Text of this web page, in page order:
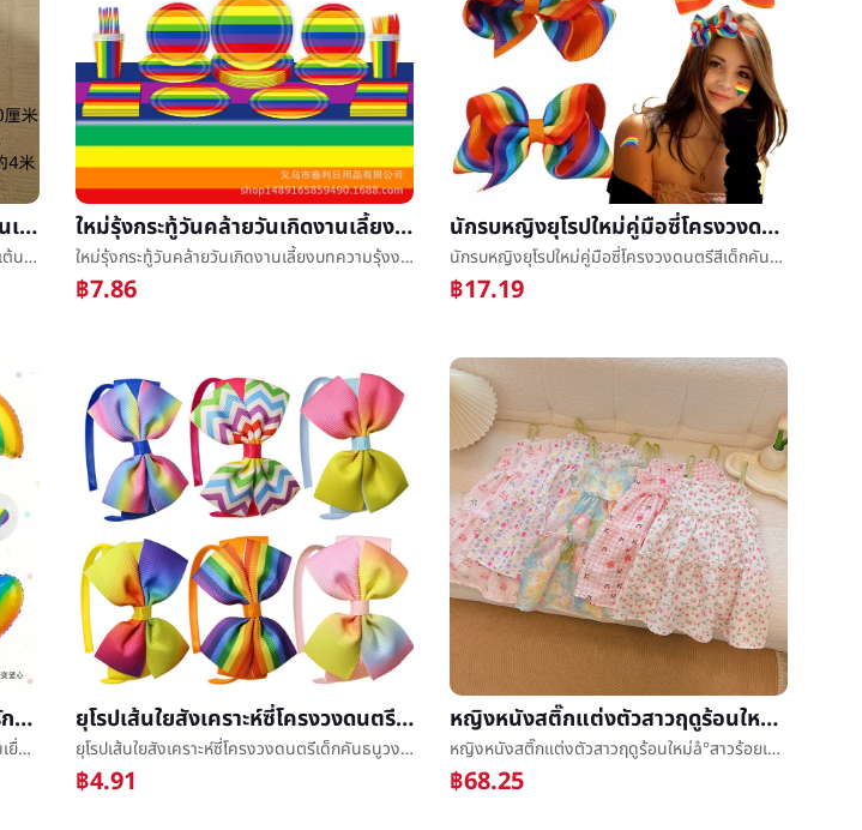
1/2/4เมตรริบบิ้นสีเต้นรำติดเด็กต้นเรียนรู้è·³เต้นรำริบบิ้นบทความมือพุ่งä¸ริบบิ้นสียาวไหมพลศึกษาเต้นรำè¹อุปกรณ์ประกอบฉาก
1/2/4เมตรริบบิ้นสีเต้นรำติดเด็กต้นเรียนรู้è·³เต้นรำริบบิ้นบทความมือพุ่งä¸ริบบิ้นสียาวไหมพลศึกษาเต้นรำè¹อุปกรณ์ประกอบฉาก
ใหม่รุ้งกระทู้วันคล้ายวันเกิดงานเลี้ยงบทความรุ้งงานเลี้ยงเครื่องประดับธงดึงธงงานเลี้ยงผ้าปูโต๊ะถาดกระดาษถ้วยกระดาษ
ใหม่รุ้งกระทู้วันคล้ายวันเกิดงานเลี้ยงบทความรุ้งงานเลี้ยงเครื่องประดับธงดึงธงงานเลี้ยงผ้าปูโต๊ะถาดกระดาษถ้วยกระดาษ
฿7.86
นักรบหญิงยุโรปใหม่คู่มือซี่โครงวงดนตรีสีเด็กคันธนูกิ๊บวงดนตรีที่ผมตั้งการรวมกันเครื่องประดับผม
นักรบหญิงยุโรปใหม่คู่มือซี่โครงวงดนตรีสีเด็กคันธนูกิ๊บวงดนตรีที่ผมตั้งการรวมกันเครื่องประดับผม
฿17.19
สินค้าใหม่18นิ้ว24นิ้วมีสีสันความรักอลูมิเนียมเยื่อหุ้มเซลล์ลูกโป่งวันวาเลนไทน์งานเลี้ยงเครื่องประดับรุ้งหัวใจลูกโป่งตกแต่ง
สินค้าใหม่18นิ้ว24นิ้วมีสีสันความรักอลูมิเนียมเยื่อหุ้มเซลล์ลูกโป่งวันวาเลนไทน์งานเลี้ยงเครื่องประดับรุ้งหัวใจลูกโป่งตกแต่ง
ยุโรปเส้นใยสังเคราะห์ซี่โครงวงดนตรีเด็กคันธนูวงดนตรีที่ผมแตกผมæ¹ผมสามชั้นการรวมคู่มือหัวดอกไม้เครื่องประดับหัวใส่หว่ง
ยุโรปเส้นใยสังเคราะห์ซี่โครงวงดนตรีเด็กคันธนูวงดนตรีที่ผมแตกผมæ¹ผมสามชั้นการรวมคู่มือหัวดอกไม้เครื่องประดับหัวใส่หว่ง
฿4.91
หญิงหนังสติ๊กแต่งตัวสาวฤดูร้อนใหม่å°สาวร้อยเอากระโปรงหญิงเกาหลีเสื้อกั๊กกระโปรงเค้กกระโปรง
หญิงหนังสติ๊กแต่งตัวสาวฤดูร้อนใหม่å°สาวร้อยเอากระโปรงหญิงเกาหลีเสื้อกั๊กกระโปรงเค้กกระโปรง
฿68.25